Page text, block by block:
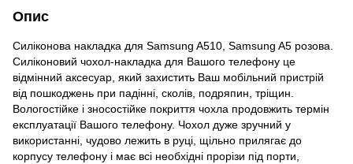
Опис
Силіконова накладка для Samsung A510, Samsung A5 розова.
Силіконовий чохол-накладка для Вашого телефону це
відмінний аксесуар, який захистить Ваш мобільний пристрій
від пошкоджень при падінні, сколів, подряпин, тріщин.
Вологостійке і зносостійке покриття чохла продовжить термін
експлуатації Вашого телефону. Чохол дуже зручний у
використанні, чудово лежить в руці, щільно прилягає до
корпусу телефону і має всі необхідні прорізи під порти,